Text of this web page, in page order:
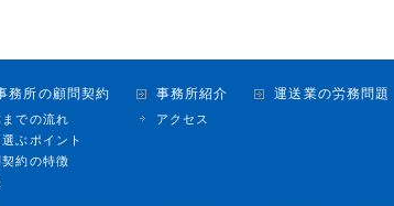
務所の顧問契約
での流れ
ぶポイント
約の特徴
事務所紹介
アクセス
運送業の労務問題